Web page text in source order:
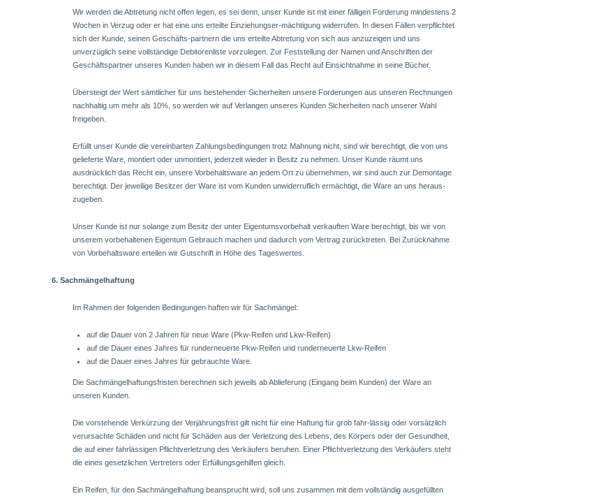
Wir werden die Abtretung nicht offen legen, es sei denn, unser Kunde ist mit einer fälligen Forderung mindestens 2
Wochen in Verzug oder er hat eine uns erteilte Einziehungser-mächtigung widerrufen. In diesen Fällen verpflichtet
sich der Kunde, seinen Geschäfts-partnern die uns erteilte Abtretung von sich aus anzuzeigen und uns
unverzüglich seine vollständige Debitorenliste vorzulegen. Zur Feststellung der Namen und Anschriften der
Geschäftspartner unseres Kunden haben wir in diesem Fall das Recht auf Einsichtnahme in seine Bücher.
Übersteigt der Wert sämtlicher für uns bestehender Sicherheiten unsere Forderungen aus unseren Rechnungen
nachhaltig um mehr als 10%, so werden wir auf Verlangen unseres Kunden Sicherheiten nach unserer Wahl
freigeben.
Erfüllt unser Kunde die vereinbarten Zahlungsbedingungen trotz Mahnung nicht, sind wir berechtigt, die von uns
gelieferte Ware, montiert oder unmontiert, jederzeit wieder in Besitz zu nehmen. Unser Kunde räumt uns
ausdrücklich das Recht ein, unsere Vorbehaltsware an jedem Ort zu übernehmen, wir sind auch zur Demontage
berechtigt. Der jeweilige Besitzer der Ware ist vom Kunden unwiderruflich ermächtigt, die Ware an uns heraus-
zugeben.
Unser Kunde ist nur solange zum Besitz der unter Eigentumsvorbehalt verkauften Ware berechtigt, bis wir von
unserem vorbehaltenen Eigentum Gebrauch machen und dadurch vom Vertrag zurücktreten. Bei Zurücknahme
von Vorbehaltsware erteilen wir Gutschrift in Höhe des Tageswertes.
6. Sachmängelhaftung
Im Rahmen der folgenden Bedingungen haften wir für Sachmängel:
auf die Dauer von 2 Jahren für neue Ware (Pkw-Reifen und Lkw-Reifen)
auf die Dauer eines Jahres für runderneuerte Pkw-Reifen und runderneuerte Lkw-Reifen
auf die Dauer eines Jahres für gebrauchte Ware.
Die Sachmängelhaftungsfristen berechnen sich jeweils ab Ablieferung (Eingang beim Kunden) der Ware an
unseren Kunden.
Die vorstehende Verkürzung der Verjährungsfrist gilt nicht für eine Haftung für grob fahr-lässig oder vorsätzlich
verursachte Schäden und nicht für Schäden aus der Verletzung des Lebens, des Körpers oder der Gesundheit,
die auf einer fahrlässigen Pflichtverletzung des Verkäufers beruhen. Einer Pflichtverletzung des Verkäufers steht
die eines gesetzlichen Vertreters oder Erfüllungsgehilfen gleich.
Ein Reifen, für den Sachmängelhaftung beansprucht wird, soll uns zusammen mit dem vollständig ausgefüllten